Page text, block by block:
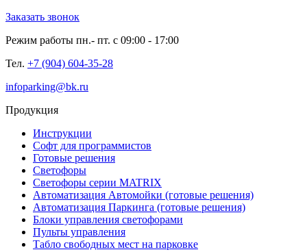
Заказать звонок
Режим работы пн.- пт. с 09:00 - 17:00
Тел. +7 (904) 604-35-28
infoparking@bk.ru
Продукция
Инструкции
Софт для программистов
Готовые решения
Светофоры
Светофоры серии MATRIX
Автоматизация Автомойки (готовые решения)
Автоматизация Паркинга (готовые решения)
Блоки управления светофорами
Пульты управления
Табло свободных мест на парковке